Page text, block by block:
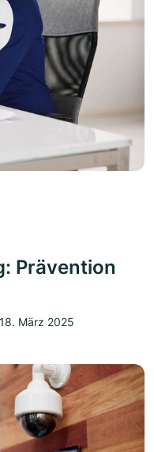
Prävention
18. März 2025